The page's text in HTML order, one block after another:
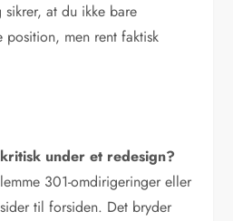
sikrer, at du ikke bare
men rent faktisk
under et redesign?
301-omdirigeringer eller
til forsiden. Det bryder